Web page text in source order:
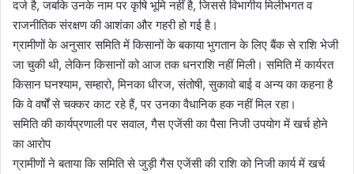
दर्ज है, जबकि उनके नाम पर कृषि भूमि नहीं है, जिससे विभागीय मिलीभगत व
राजनीतिक संरक्षण की आशंका और गहरी हो गई है।
ग्रामीणों के अनुसार समिति में किसानों के बकाया भुगतान के लिए बैंक से राशि भेजी
जा चुकी थी, लेकिन किसानों को आज तक धनराशि नहीं मिली। समिति में कार्यरत
किसान घनश्याम, सम्हारो, मिनका धीरज, संतोषी, सुकावो बाई व अन्य का कहना है
कि वे वर्षों से चक्कर काट रहे हैं, पर उनका वैधानिक हक नहीं मिल रहा।
समिति की कार्यप्रणाली पर सवाल, गैस एजेंसी का पैसा निजी उपयोग में खर्च होने
का आरोप
ग्रामीणों ने बताया कि समिति से जुड़ी गैस एजेंसी की राशि को निजी कार्य में खर्च